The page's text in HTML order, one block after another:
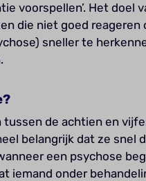
voorspellen’. Het doel
die niet goed reageren
sneller te
de achtien en
belangrijk dat ze snel
een psychose
iemand onder